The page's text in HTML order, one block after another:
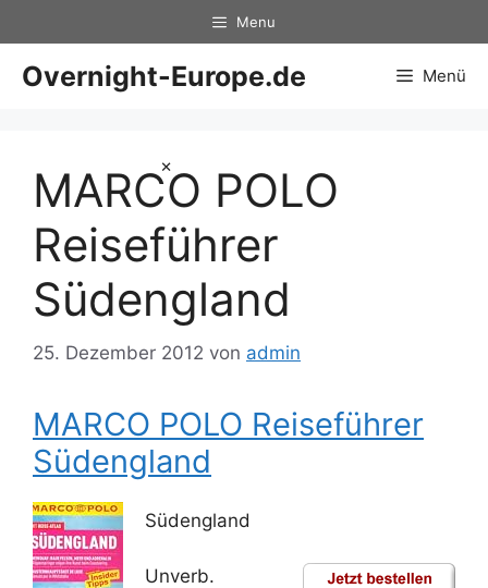
×
Inhalt
springen
Menu
Overnight-Europe.de Menü
MARCO POLO
Reiseführer
Südengland
25. Dezember 2012 von admin
MARCO POLO Reiseführer
Südengland
Südengland
Unverb.